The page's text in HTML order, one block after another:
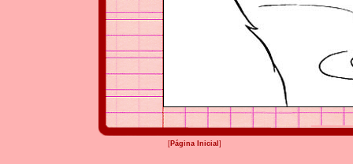
[Página Inicial ]